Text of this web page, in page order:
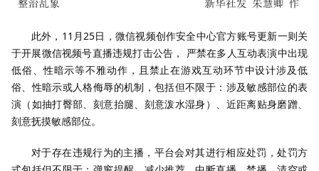
此外，11月25日，微信视频创作安全中心官方账号更新一则关
于开展微信视频号直播违规打击公告， 严禁在多人互动表演中出现
低俗、性暗示等不雅动作，且禁止在游戏互动环节中设计涉及低
俗、性暗示或人格侮辱的机制，包括但不限于：涉及敏感部位的表
演（如抽打臀部、刻意抬腿、刻意泼水湿身）、近距离贴身磨蹭、
刻意抚摸敏感部位。
对于存在违规行为的主播，平台会对其进行相应处罚，处罚方